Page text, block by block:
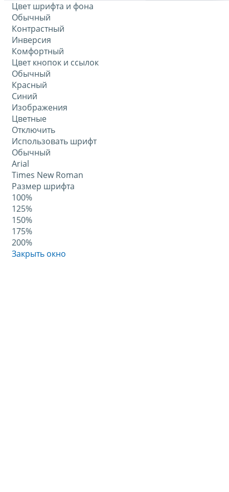
Цвет шрифта и фона
Обычный
Контрастный
Инверсия
Комфортный
Цвет кнопок и ссылок
Обычный
Красный
Синий
Изображения
Цветные
Отключить
Использовать шрифт
Обычный
Arial
Times New Roman
Размер шрифта
100%
125%
150%
175%
200%
Закрыть окно